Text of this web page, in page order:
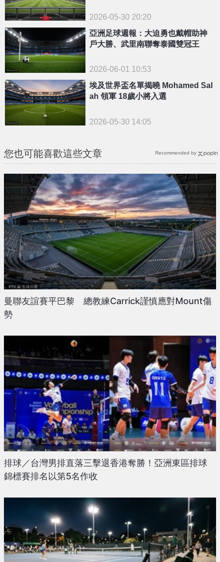
2026-05-30 20:20
亞洲足球週報：大迫勇也戴帽助神
戶大勝、武里南聯奪泰國雙冠王
2026-06-01 10:53
埃及世界盃名單揭曉 Mohamed Sal
ah 領軍 18歲小將入選
2026-05-30 14:05
您也可能喜歡這些文章
曼聯友誼賽平巴黎 總教練Carrick謹慎應對Mount傷
勢
排球／台灣男排直落三擊退香港奪勝！亞洲東區排球
錦標賽排名以第5名作收
Recommended by